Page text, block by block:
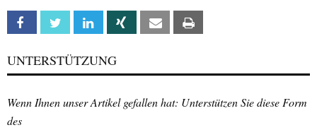
Facebook Twitter Linkedin Xing Email
UNTERSTÜTZUNG
Wenn Ihnen unser Artikel gefallen hat: Unterstützen Sie diese Form
des